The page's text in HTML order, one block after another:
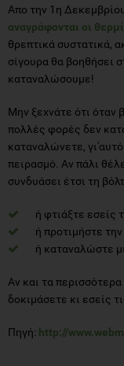
Απο την 1η
αναγράφονται οι
θρεπτικά συστατικά,
σίγουρα θα βοηθήσει
καταναλώσουμε!
Μην ξεχνάτε ότι όταν
πολλές φορές δεν
καταναλώνετε,
πειρασμό. Αν πάλι
συνδυάσει έτσι τη
ή φτιάξτε εσείς
ή προτιμήστε την
ή καταναλώστε
Αν και τα
δοκιμάσετε κι εσείς
Πηγή: http://